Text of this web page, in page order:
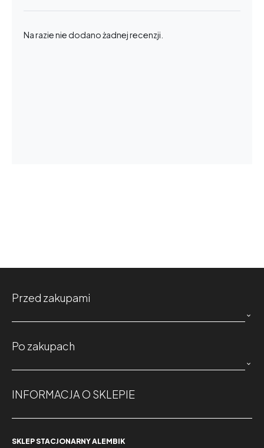
Na razie nie dodano żadnej recenzji.
Przed zakupami

Po zakupach

INFORMACJA O SKLEPIE
SKLEP STACJONARNY ALEMBIK